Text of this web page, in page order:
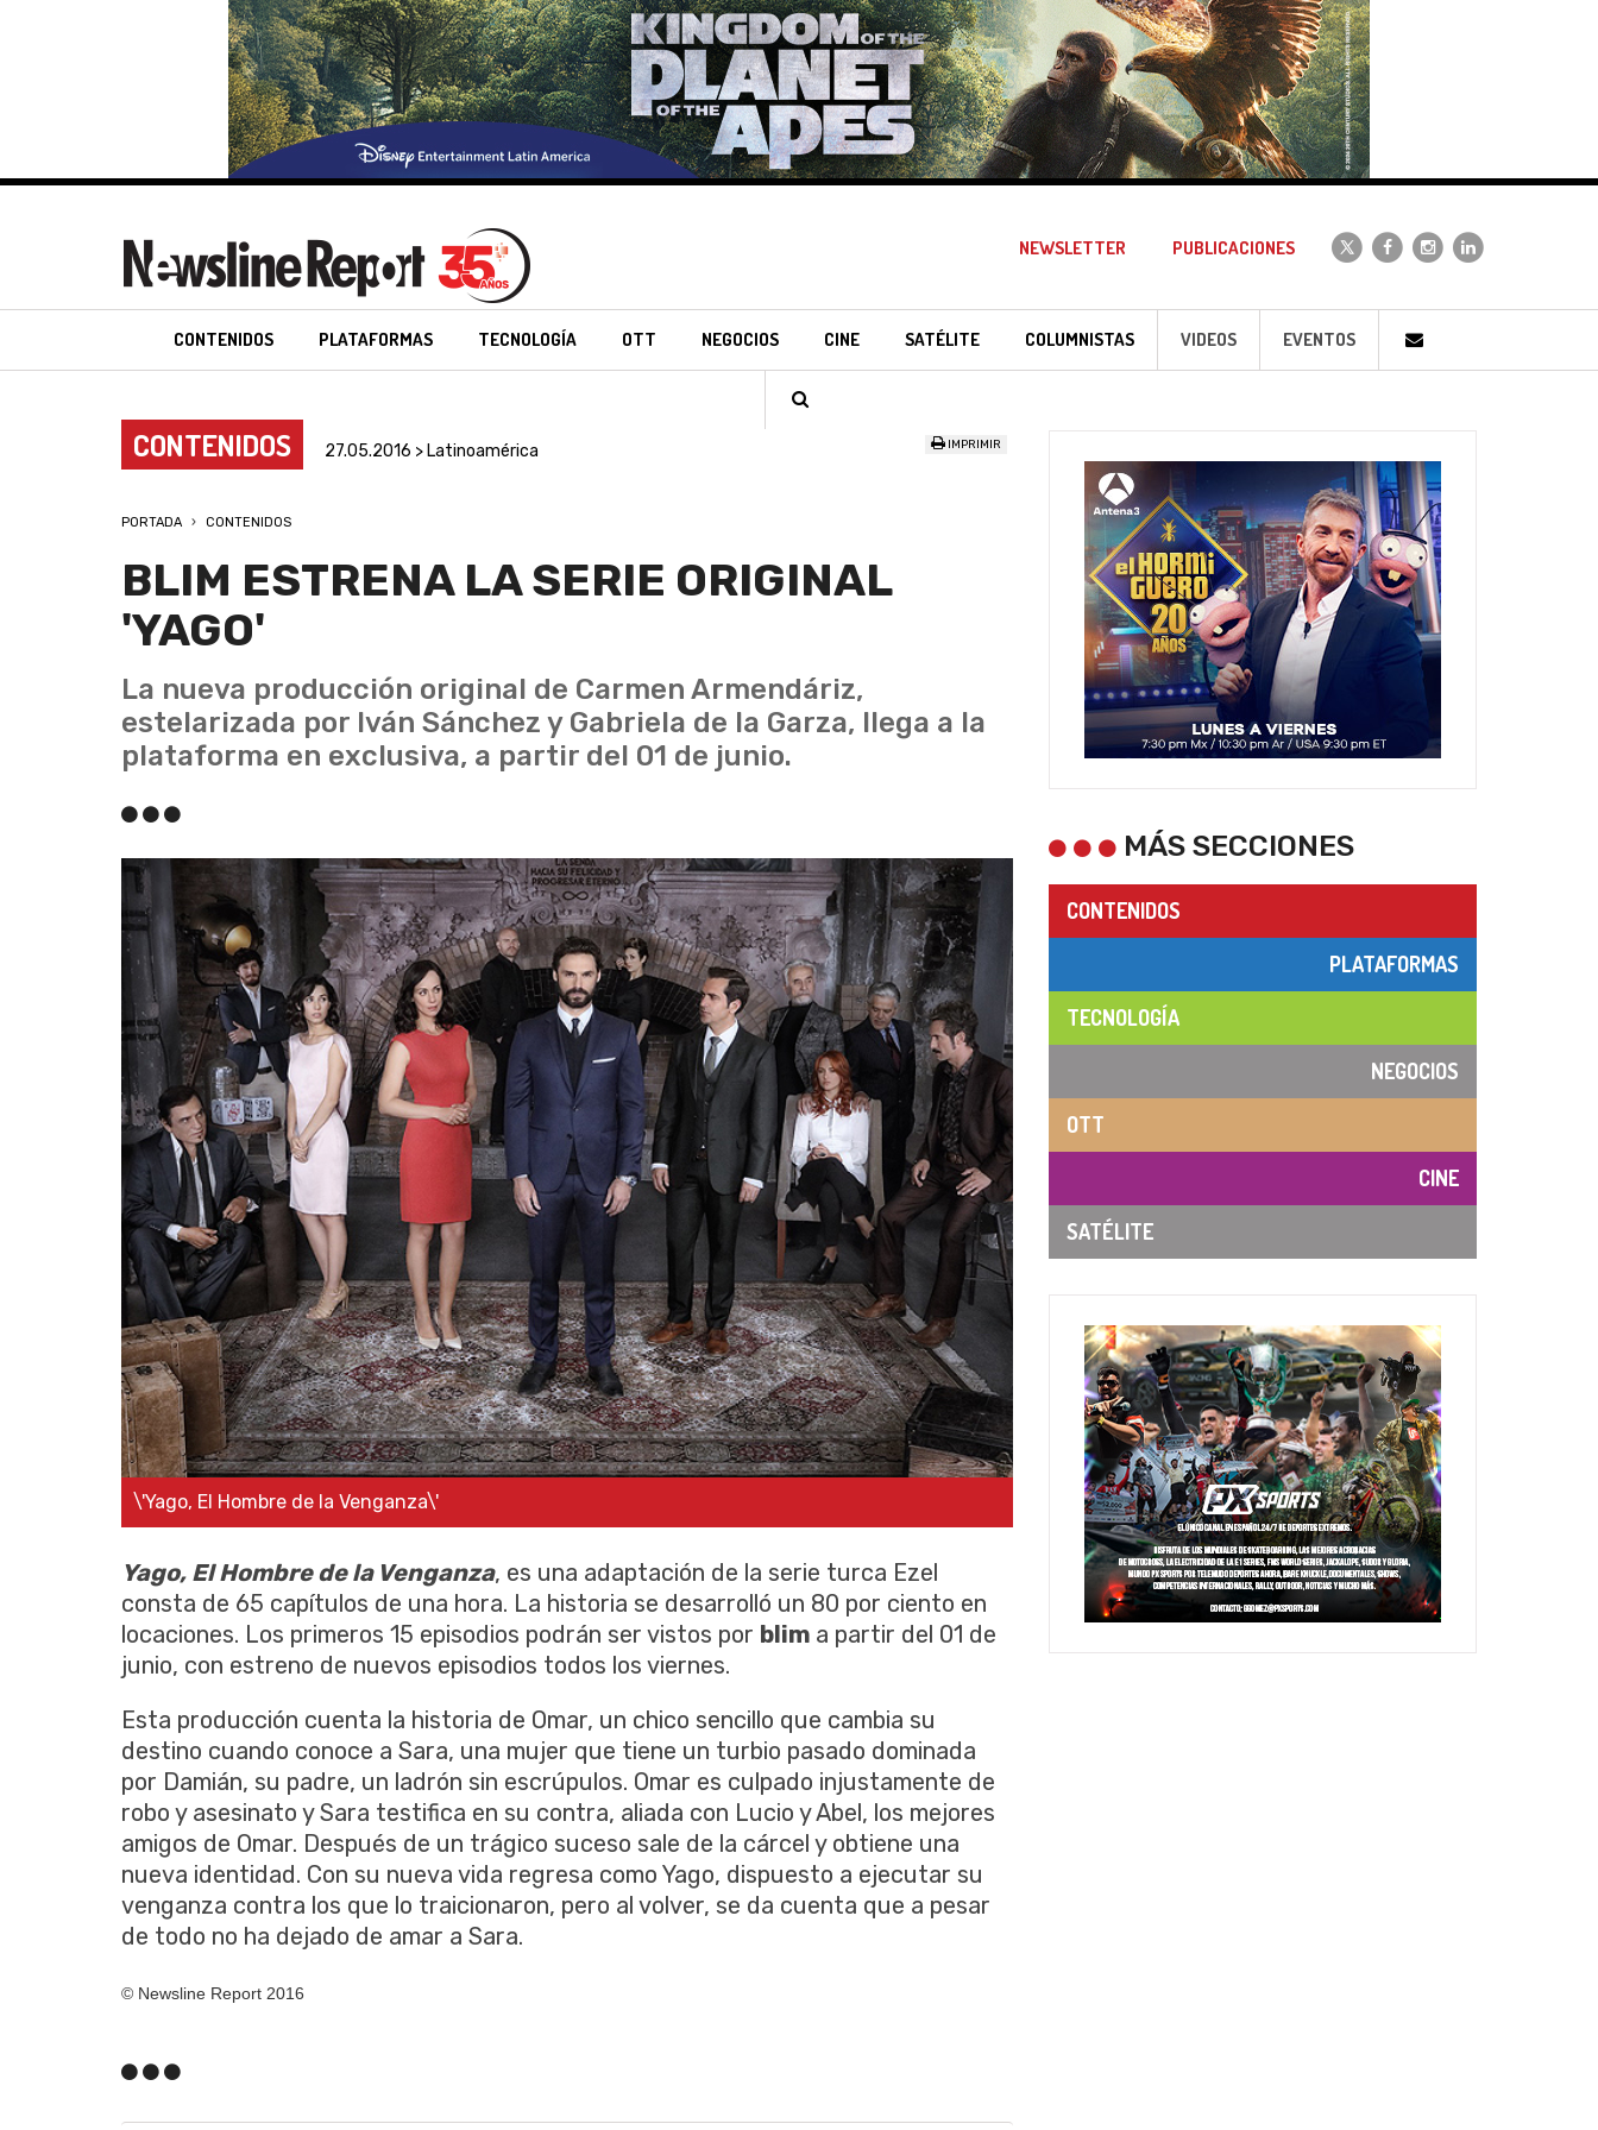
NEWSLETTER PUBLICACIONES
CONTENIDOS PLATAFORMAS TECNOLOGÍA OTT NEGOCIOS CINE SATÉLITE COLUMNISTAS VIDEOS EVENTOS
CONTENIDOS 27.05.2016 > Latinoamérica IMPRIMIR
PORTADA CONTENIDOS
BLIM ESTRENA LA SERIE ORIGINAL
'YAGO'
La nueva producción original de Carmen Armendáriz,
estelarizada por Iván Sánchez y Gabriela de la Garza, llega a la
plataforma en exclusiva, a partir del 01 de junio.
\'Yago, El Hombre de la Venganza\'
Yago, El Hombre de la Venganza, es una adaptación de la serie turca Ezel
consta de 65 capítulos de una hora. La historia se desarrolló un 80 por ciento en
locaciones. Los primeros 15 episodios podrán ser vistos por blim a partir del 01 de
junio, con estreno de nuevos episodios todos los viernes.
Esta producción cuenta la historia de Omar, un chico sencillo que cambia su
destino cuando conoce a Sara, una mujer que tiene un turbio pasado dominada
por Damián, su padre, un ladrón sin escrúpulos. Omar es culpado injustamente de
robo y asesinato y Sara testifica en su contra, aliada con Lucio y Abel, los mejores
amigos de Omar. Después de un trágico suceso sale de la cárcel y obtiene una
nueva identidad. Con su nueva vida regresa como Yago, dispuesto a ejecutar su
venganza contra los que lo traicionaron, pero al volver, se da cuenta que a pesar
de todo no ha dejado de amar a Sara.
© Newsline Report 2016
MÁS SECCIONES
CONTENIDOS
PLATAFORMAS
TECNOLOGÍA
NEGOCIOS
OTT
CINE
SATÉLITE